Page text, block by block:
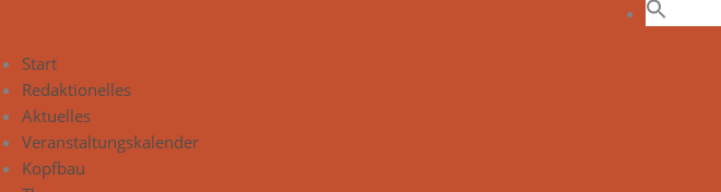
Start
Redaktionelles
Aktuelles
Veranstaltungskalender
Kopfbau